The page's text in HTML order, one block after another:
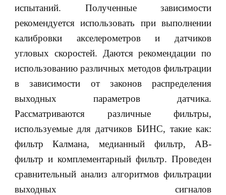
испытаний. Полученные зависимости
рекомендуется использовать при выполнении
калибровки акселерометров и датчиков
угловых скоростей. Даются рекомендации по
использованию различных методов фильтрации
в зависимости от законов распределения
выходных параметров датчика.
Рассматриваются различные фильтры,
используемые для датчиков БИНС, такие как:
фильтр Калмана, медианный фильтр, АВ-
фильтр и комплементарный фильтр. Проведен
сравнительный анализ алгоритмов фильтрации
выходных сигналов